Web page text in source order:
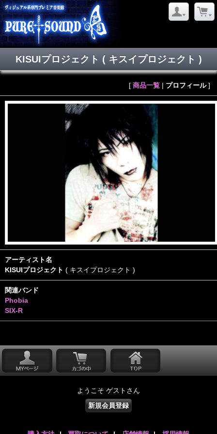
KISUIプロジェクト ( キスイプロジェクト )
[ 商品一覧 | プロフィール]
アーティスト名
KISUIプロジェクト ( キスイプロジェクト )
関連バンド
Phobia
SIX-R
ようこそ ゲストさん
新規会員登録